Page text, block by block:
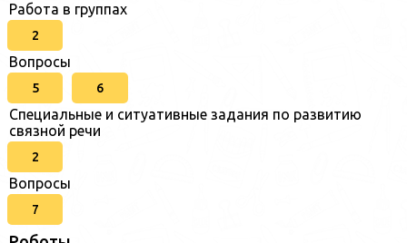
Работа в группах
2
Вопросы
5 6
Специальные и ситуативные задания по развитию
связной речи
2
Вопросы
7